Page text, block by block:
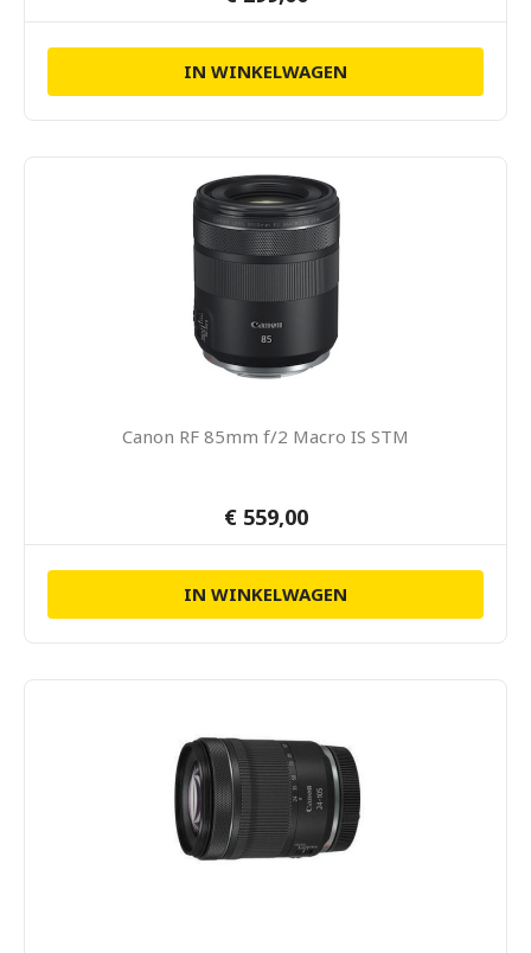
IN WINKELWAGEN
Canon RF 85mm f/2 Macro IS STM
€ 559,00
IN WINKELWAGEN